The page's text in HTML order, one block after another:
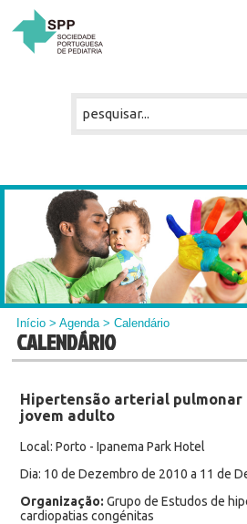
Início >Agenda> Calendário
CALENDÁRIO
Hipertensão arterial pulmonar
jovem adulto
Local: Porto - Ipanema Park Hotel
Dia: 10 de Dezembro de 2010 a 11 de
Organização: Grupo de Estudos de
cardiopatias congénitas